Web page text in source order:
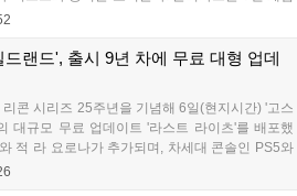
작으로 10일 시즌4 트레일러를 선보이며, 11일 시
전망이다....
랜드', 출시 9년 차에 무료 대형 업데
콘 시리즈 25주년을 기념해 6일(현지시간) '고스
대규모 무료 업데이트 '라스트 라이츠'를 배포했
적 라 요로나가 추가되며, 차세대 콘솔인 PS5와
4K 60FPS를 지원한다. 또한 편의성 개선과 함께